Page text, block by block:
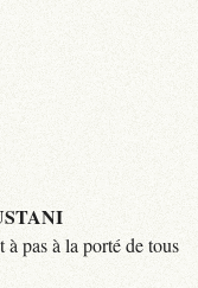
pas à la porté de tous